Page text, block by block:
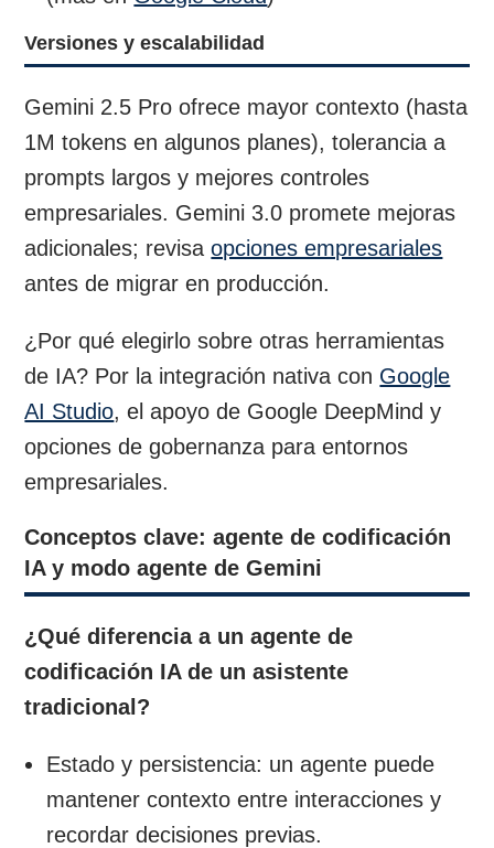
Versiones y escalabilidad
Gemini 2.5 Pro ofrece mayor contexto (hasta
1M tokens en algunos planes), tolerancia a
prompts largos y mejores controles
empresariales. Gemini 3.0 promete mejoras
adicionales; revisaopciones empresariales
antes de migrar en producción.
¿Por qué elegirlo sobre otras herramientas
de IA? Por la integración nativa con Google
AI Studio, el apoyo de Google DeepMind y
opciones de gobernanza para entornos
empresariales.
Conceptos clave: agente de codificación
IA y modo agente de Gemini
¿Qué diferencia a un agente de
codificación IA de un asistente
tradicional?
Estado y persistencia: un agente puede
mantener contexto entre interacciones y
recordar decisiones previas.